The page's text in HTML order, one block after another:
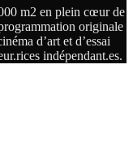
m2 en plein cœur de
originale
d’art et d’essai
rices indépendant.es.